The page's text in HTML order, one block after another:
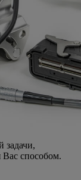
задачи,
способом.